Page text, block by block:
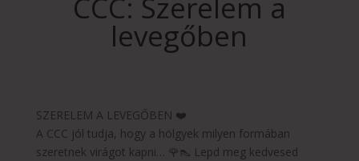
CCC: Szerelem a
levegőben
SZERELEM A LEVEGŐBEN ❤️
A CCC jól tudja, hogy a hölgyek milyen formában
szeretnek virágot kapni… 🌹👠 Lepd meg kedvesed